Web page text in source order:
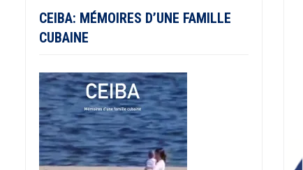
CEIBA: MÉMOIRES D’UNE FAMILLE
CUBAINE